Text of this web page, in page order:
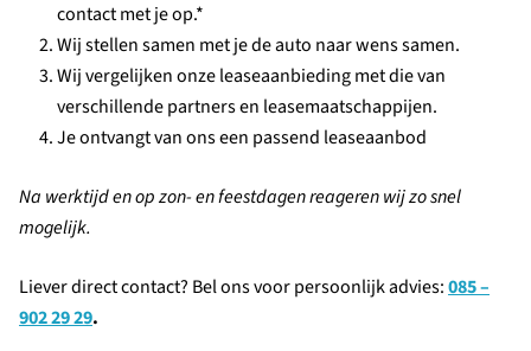
contact met je op.*
Wij stellen samen met je de auto naar wens samen.
Wij vergelijken onze leaseaanbieding met die van
verschillende partners en leasemaatschappijen.
Je ontvangt van ons een passend leaseaanbod
Na werktijd en op zon- en feestdagen reageren wij zo snel
mogelijk.
Liever direct contact? Bel ons voor persoonlijk advies:085 –
902 29 29.